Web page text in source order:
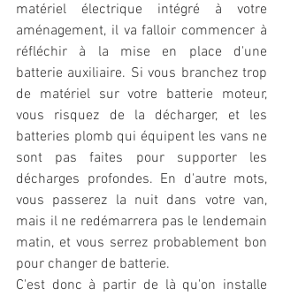
matériel électrique intégré à votre
aménagement, il va falloir commencer à
réfléchir à la mise en place d'une
batterie auxiliaire. Si vous branchez trop
de matériel sur votre batterie moteur,
vous risquez de la décharger, et les
batteries plomb qui équipent les vans ne
sont pas faites pour supporter les
décharges profondes. En d'autre mots,
vous passerez la nuit dans votre van,
mais il ne redémarrera pas le lendemain
matin, et vous serrez probablement bon
pour changer de batterie.
C'est donc à partir de là qu'on installe